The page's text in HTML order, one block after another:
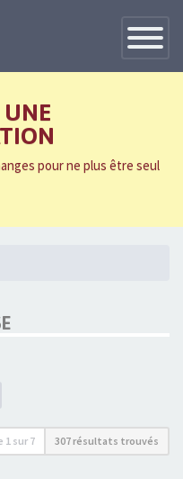
Toggle
pour ne plus être seul
1 sur 7 307 résultats trouvés